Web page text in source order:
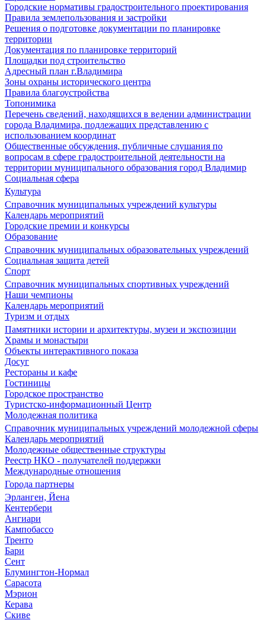
Городские нормативы градостроительного проектирования
Правила землепользования и застройки
Решения о подготовке документации по планировке
территории
Документация по планировке территорий
Площадки под строительство
Адресный план г.Владимира
Зоны охраны исторического центра
Правила благоустройства
Топонимика
Перечень сведений, находящихся в ведении администрации
города Владимира, подлежащих представлению с
использованием координат
Общественные обсуждения, публичные слушания по
вопросам в сфере градостроительной деятельности на
территории муниципального образования город Владимир
Социальная сфера
Культура
Справочник муниципальных учреждений культуры
Календарь мероприятий
Городские премии и конкурсы
Образование
Справочник муниципальных образовательных учреждений
Социальная защита детей
Спорт
Справочник муниципальных спортивных учреждений
Наши чемпионы
Календарь мероприятий
Туризм и отдых
Памятники истории и архитектуры, музеи и экспозиции
Храмы и монастыри
Объекты интерактивного показа
Досуг
Рестораны и кафе
Гостиницы
Городское пространство
Туристско-информационный Центр
Молодежная политика
Справочник муниципальных учреждений молодежной сферы
Календарь мероприятий
Молодежные общественные структуры
Реестр НКО - получателей поддержки
Международные отношения
Города партнеры
Эрланген, Йена
Кентербери
Ангиари
Кампобассо
Тренто
Бари
Сент
Блумингтон-Нормал
Сарасота
Мэрион
Керава
Скиве